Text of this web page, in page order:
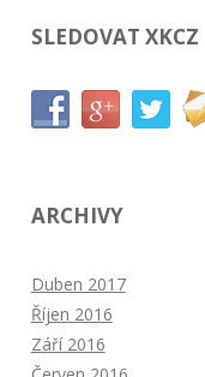
SLEDOVAT XKCZ
ARCHIVY
Duben 2017
Říjen 2016
Září 2016